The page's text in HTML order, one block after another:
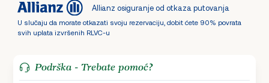
Allianz osiguranje od otkaza putovanja
U slučaju da morate otkazati svoju rezervaciju, dobit ćete 90% povrata
svih uplata izvršenih RLVC-u
Podrška - Trebate pomoć?